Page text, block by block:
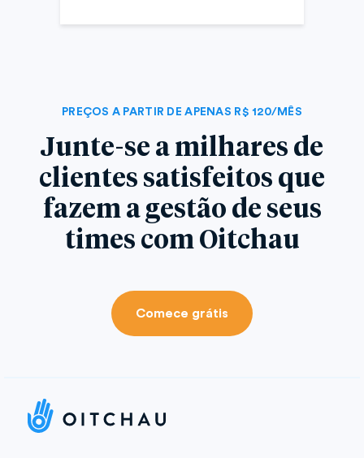
PREÇOS A PARTIR DE APENAS R$ 120/MÊS
Junte-se a milhares de
clientes satisfeitos que
fazem a gestão de seus
times com Oitchau
Comece grátis